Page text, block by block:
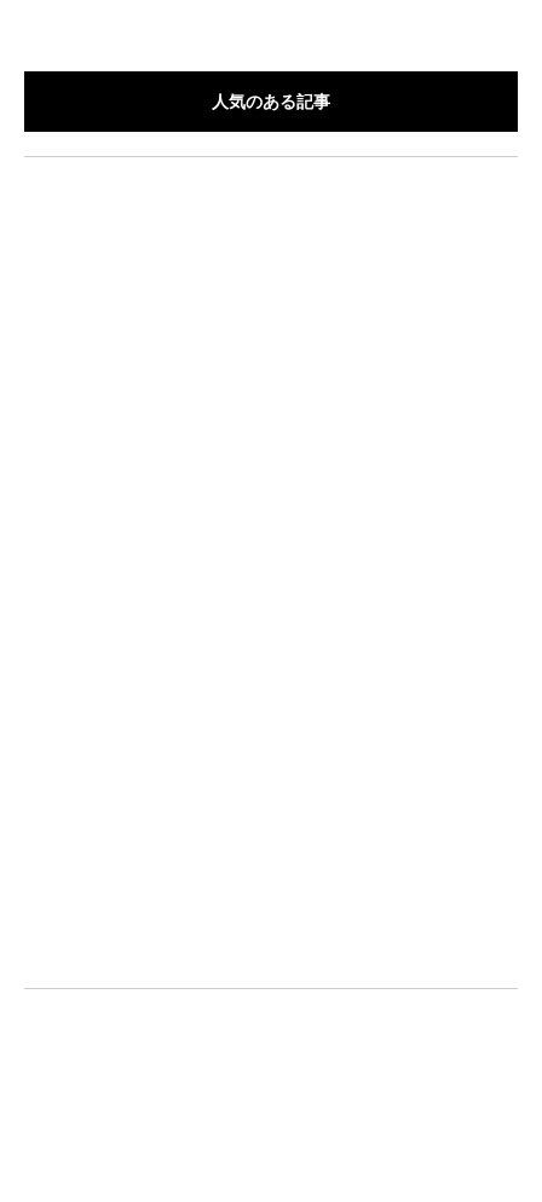
人気のある記事